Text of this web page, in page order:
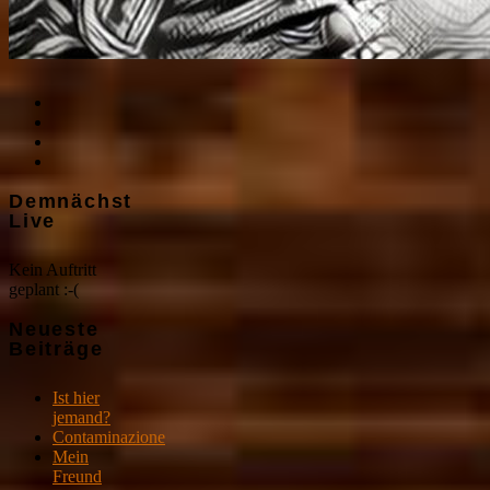
Demnächst
Live
Kein Auftritt
geplant :-(
Neueste
Beiträge
Ist hier
jemand?
Contaminazione
Mein
Freund